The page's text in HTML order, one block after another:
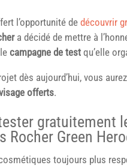
l’opportunité de découvrir
a décidé de mettre à
campagne de test qu’elle
dès aujourd’hui, vous
offerts.
gratuitement
Rocher Green
toujours plus